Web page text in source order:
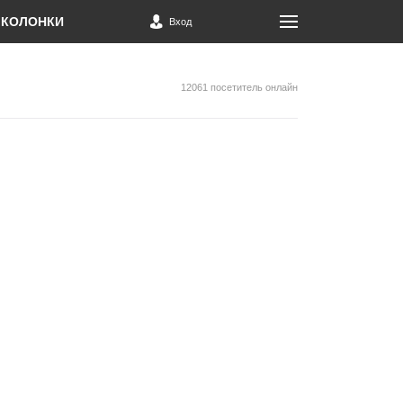
КОЛОНКИ Вход
12061 посетитель онлайн